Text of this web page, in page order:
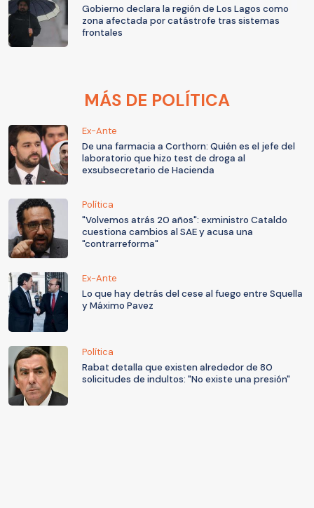
Gobierno declara la región de Los Lagos como
zona afectada por catástrofe tras sistemas
frontales
MÁS DE POLÍTICA
Ex-Ante
De una farmacia a Corthorn: Quién es el jefe del
laboratorio que hizo test de droga al
exsubsecretario de Hacienda
Política
"Volvemos atrás 20 años": exministro Cataldo
cuestiona cambios al SAE y acusa una
"contrarreforma"
Ex-Ante
Lo que hay detrás del cese al fuego entre Squella
y Máximo Pavez
Política
Rabat detalla que existen alrededor de 80
solicitudes de indultos: "No existe una presión"